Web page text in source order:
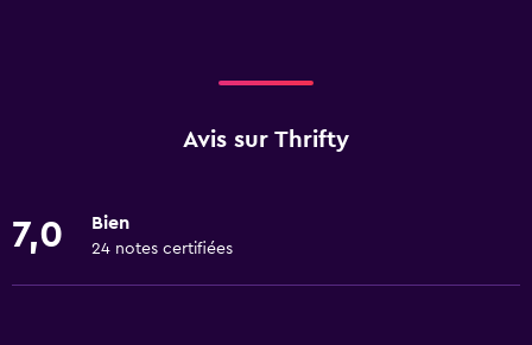
Avis sur Thrifty
7,0 Bien
24 notes certifiées